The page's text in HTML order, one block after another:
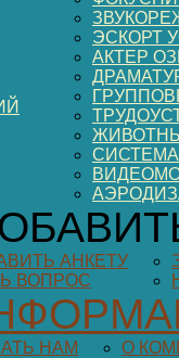
ЭСКОРТ
АКТЕР
АНКЕТУ
ВОПРОС
НАМ О